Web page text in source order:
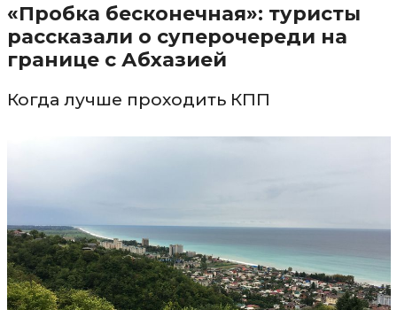
«Пробка бесконечная»: туристы
рассказали о суперочереди на
границе с Абхазией
Когда лучше проходить КПП